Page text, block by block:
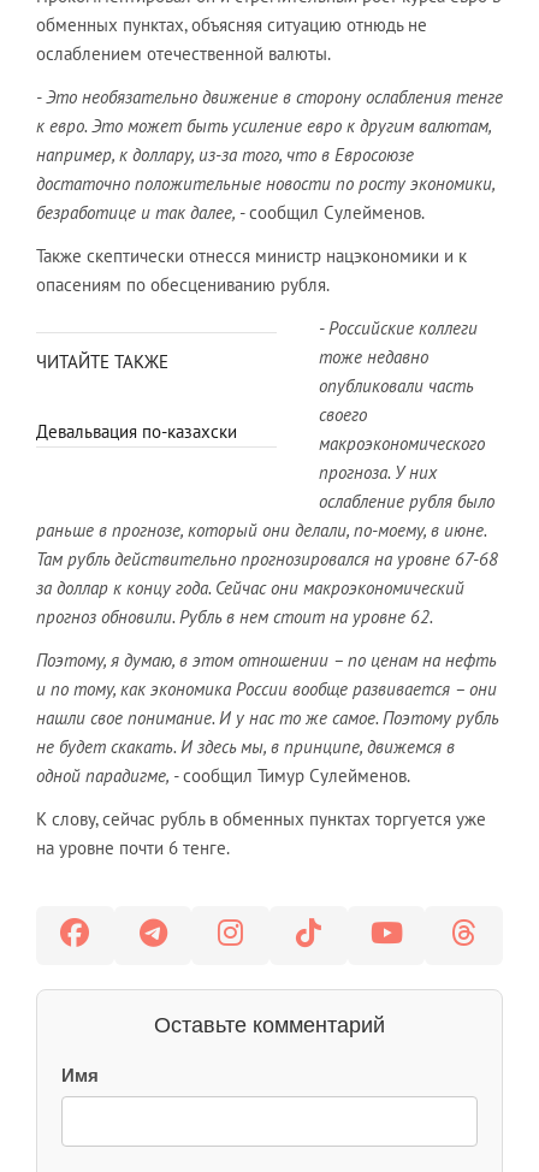
обменных пунктах, объясняя ситуацию отнюдь не
ослаблением отечественной валюты.
- Это необязательно движение в сторону ослабления тенге
к евро. Это может быть усиление евро к другим валютам,
например, к доллару, из-за того, что в Евросоюзе
достаточно положительные новости по росту экономики,
безработице и так далее, - сообщил Сулейменов.
Также скептически отнесся министр нацэкономики и к
опасениям по обесцениванию рубля.
ЧИТАЙТЕ ТАКЖЕ
Девальвация по-казахски
- Российские коллеги
тоже недавно
опубликовали часть
своего
макроэкономического
прогноза. У них
ослабление рубля было
раньше в прогнозе, который они делали, по-моему, в июне.
Там рубль действительно прогнозировался на уровне 67-68
за доллар к концу года. Сейчас они макроэкономический
прогноз обновили. Рубль в нем стоит на уровне 62.
Поэтому, я думаю, в этом отношении – по ценам на нефть
и по тому, как экономика России вообще развивается – они
нашли свое понимание. И у нас то же самое. Поэтому рубль
не будет скакать. И здесь мы, в принципе, движемся в
одной парадигме, -сообщил Тимур Сулейменов.
К слову, сейчас рубль в обменных пунктах торгуется уже
на уровне почти 6 тенге.
Оставьте комментарий
Имя